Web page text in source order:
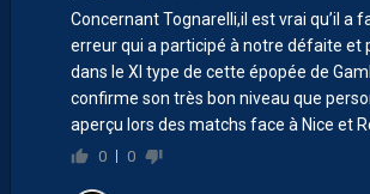
Concernant Tognarelli,il est vrai qu’il a
erreur qui a participé à notre défaite et
dans le XI type de cette épopée de
confirme son très bon niveau que
aperçu lors des matchs face à Nice et
0 0